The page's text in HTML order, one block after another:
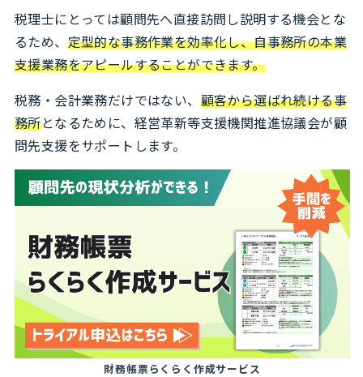
税理士にとっては顧問先へ直接訪問し説明する機会とな
るため、 定型的な事務作業を効率化し、自事務所の本業
支援業務をアピールすることができます。
税務・会計業務だけではない、 顧客から選ばれ続ける事
務所となるために、経営革新等支援機関推進協議会が顧
問先支援をサポートします。
財務帳票らくらく作成サービス